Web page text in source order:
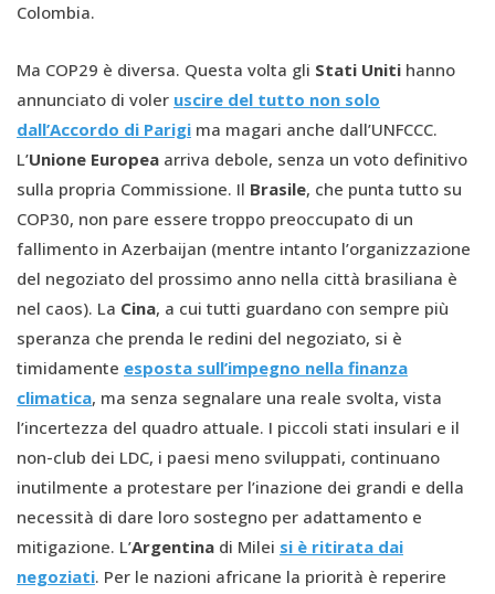
Colombia.
Ma COP29 è diversa. Questa volta gli Stati Uniti hanno
annunciato di voler uscire del tutto non solo
dall’Accordo di Parigi ma magari anche dall’UNFCCC.
L’Unione Europea arriva debole, senza un voto definitivo
sulla propria Commissione. Il Brasile, che punta tutto su
COP30, non pare essere troppo preoccupato di un
fallimento in Azerbaijan (mentre intanto l’organizzazione
del negoziato del prossimo anno nella città brasiliana è
nel caos). La Cina, a cui tutti guardano con sempre più
speranza che prenda le redini del negoziato, si è
timidamente esposta sull’impegno nella finanza
climatica, ma senza segnalare una reale svolta, vista
l’incertezza del quadro attuale. I piccoli stati insulari e il
non-club dei LDC, i paesi meno sviluppati, continuano
inutilmente a protestare per l’inazione dei grandi e della
necessità di dare loro sostegno per adattamento e
mitigazione. L’Argentina di Milei si è ritirata dai
negoziati. Per le nazioni africane la priorità è reperire